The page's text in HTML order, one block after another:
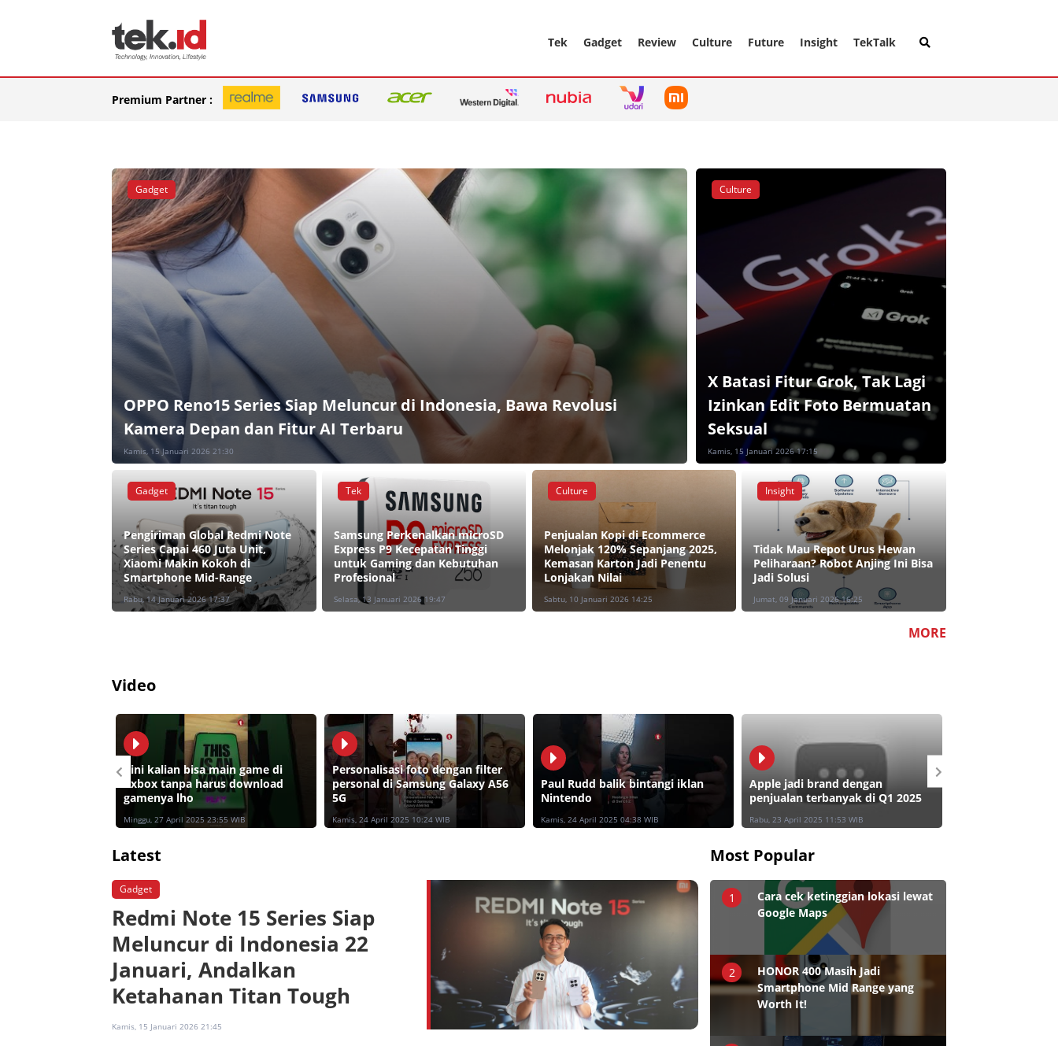
Tek Gadget Review Culture Future Insight TekTalk
Premium Partner :
Gadget
OPPO Reno15 Series Siap Meluncur di Indonesia, Bawa Revolusi
Kamera Depan dan Fitur AI Terbaru
Kamis, 15 Januari 2026 21:30
Culture
X Batasi Fitur Grok, Tak Lagi
Izinkan Edit Foto Bermuatan
Seksual
Kamis, 15 Januari 2026 17:15
Gadget
Pengiriman Global Redmi Note
Series Capai 460 Juta Unit,
Xiaomi Makin Kokoh di
Smartphone Mid-Range
Rabu, 14 Januari 2026 17:37
Tek
Samsung Perkenalkan microSD
Express P9 Kecepatan Tinggi
untuk Gaming dan Kebutuhan
Profesional
Selasa, 13 Januari 2026 19:47
Culture
Penjualan Kopi di Ecommerce
Melonjak 120% Sepanjang 2025,
Kemasan Karton Jadi Penentu
Lonjakan Nilai
Sabtu, 10 Januari 2026 14:25
Insight
Tidak Mau Repot Urus Hewan
Peliharaan? Robot Anjing Ini Bisa
Jadi Solusi
Jumat, 09 Januari 2026 16:25
MORE
Video
Kini kalian bisa main game di
#xbox tanpa harus download
gamenya lho
Minggu, 27 April 2025 23:55 WIB
Personalisasi foto dengan filter
personal di Samsung Galaxy A56
5G
Kamis, 24 April 2025 10:24 WIB
Paul Rudd balik bintangi iklan
Nintendo
Kamis, 24 April 2025 04:38 WIB
Apple jadi brand dengan
penjualan terbanyak di Q1 2025
Rabu, 23 April 2025 11:53 WIB
Latest
Gadget
Redmi Note 15 Series Siap
Meluncur di Indonesia 22
Januari, Andalkan
Ketahanan Titan Tough
Kamis, 15 Januari 2026 21:45
Most Popular
1
Cara cek ketinggian lokasi lewat
Google Maps
2
HONOR 400 Masih Jadi
Smartphone Mid Range yang
Worth It!